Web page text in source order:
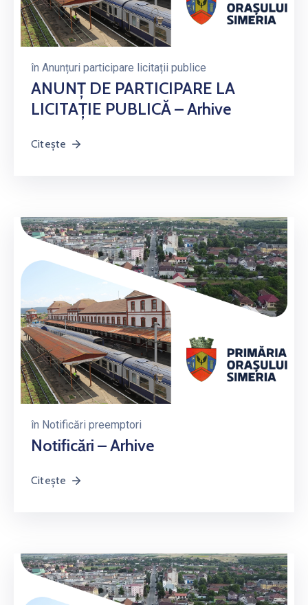
în Anunțuri participare licitații publice
ANUNŢ DE PARTICIPARE LA
LICITAŢIE PUBLICĂ – Arhive
Citește
în Notificări preemptori
Notificări – Arhive
Citește